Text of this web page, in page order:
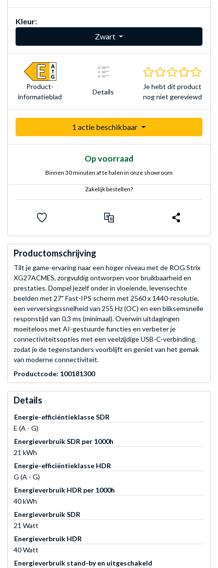
Kleur:
Zwart
Product­
informatieblad
Details
Je hebt dit product
nog niet gereviewd
1 actie beschikbaar
Op voorraad
Binnen 30 minuten af te halen in onze showroom
Zakelijk bestellen?
Productomschrijving
Tilt je game-ervaring naar een hoger niveau met de ROG Strix
XG27ACMES, zorgvuldig ontworpen voor bruikbaarheid en
prestaties. Dompel jezelf onder in vloeiende, levensechte
beelden met 27" Fast-IPS scherm met 2560 x 1440-resolutie,
een verversingssnelheid van 255 Hz (OC) en een bliksemsnelle
responstijd van 0,3 ms (minimaal). Overwin uitdagingen
moeiteloos met AI-gestuurde functies en verbeter je
connectiviteitsopties met een veelzijdige USB-C-verbinding,
zodat je de tegenstanders voorblijft en geniet van het gemak
van moderne connectiviteit.
Productcode: 100181300
Details
Energie-efficiëntieklasse SDR
E (A - G)
Energieverbruik SDR per 1000h
21 kWh
Energie-efficiëntieklasse HDR
G (A - G)
Energieverbruik HDR per 1000h
40 kWh
Energieverbruik SDR
21 Watt
Energieverbruik HDR
40 Watt
Energieverbruik stand-by en uitgeschakeld